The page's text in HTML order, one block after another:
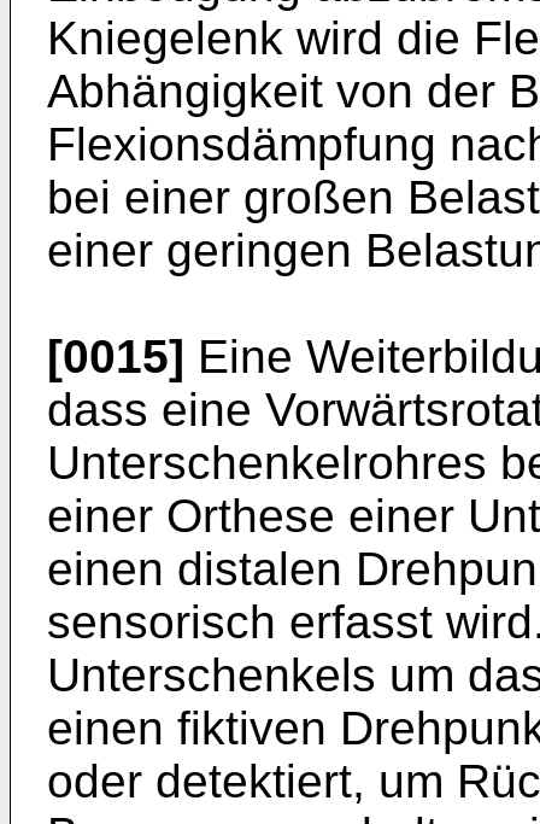
Kniegelenk wird die
Abhängigkeit von der
Flexionsdämpfung
bei einer großen
einer geringen
[0015] Eine
dass eine
Unterschenkelrohres
einer Orthese einer
einen distalen
sensorisch erfasst
Unterschenkels um
einen fiktiven
oder detektiert, um